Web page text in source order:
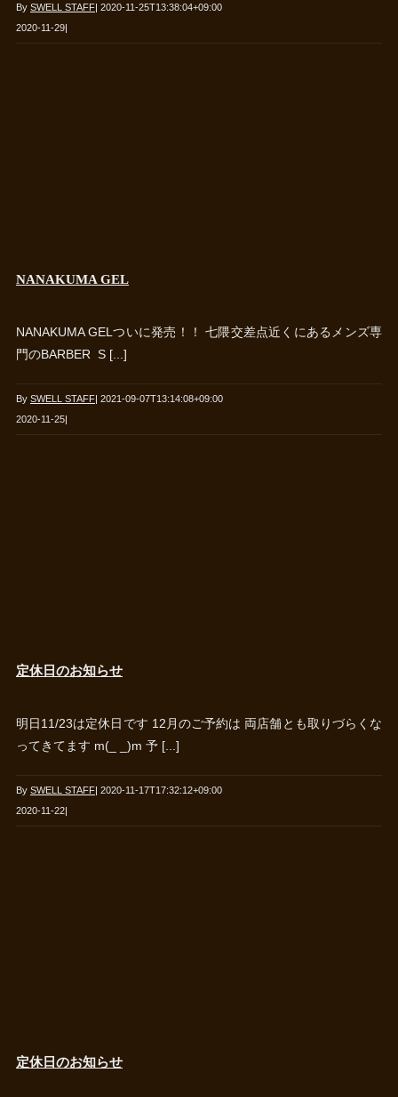
By SWELL STAFF| 2020-11-25T13:38:04+09:00
2020-11-29|
NANAKUMA GEL
NANAKUMA GELついに発売！！ 七隈交差点近くにあるメンズ専
門のBARBER S [...]
By SWELL STAFF| 2021-09-07T13:14:08+09:00
2020-11-25|
定休日のお知らせ
明日11/23は定休日です 12月のご予約は 両店舗とも取りづらくな
ってきてます m(_ _)m 予 [...]
By SWELL STAFF| 2020-11-17T17:32:12+09:00
2020-11-22|
定休日のお知らせ